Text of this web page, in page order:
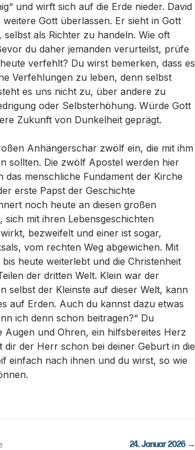
und wirft sich auf die Erde nieder. David
Gott überlassen. Er sieht in Gott
als Richter zu handeln. Wie oft
du daher jemanden verurteilst, prüfe
verfehlt? Du wirst bemerken, dass es
Verfehlungen zu leben, denn selbst
es uns nicht zu, über andere zu
oder Selbsterhöhung. Würde Gott
Zukunft von Dunkelheit geprägt.
Anhängerschar zwölf ein, die mit ihm
sollten. Die zwölf Apostel werden hier
menschliche Fundament der Kirche
erste Papst der Geschichte
noch heute an diesen großen
mit ihren Lebensgeschichten
bezweifelt und einer ist sogar,
vom rechten Weg abgewichen. Mit
heute weiterlebt und die Christenheit
der dritten Welt. Klein war der
selbst der Kleinste auf dieser Welt, kann
auf Erden. Auch du kannst dazu etwas
ich denn schon beitragen?“ Du
Augen und Ohren, ein hilfsbereites Herz
dir der Herr schon bei deiner Geburt in die
einfach nach ihnen und du wirst, so wie
24. Januar 2026 →